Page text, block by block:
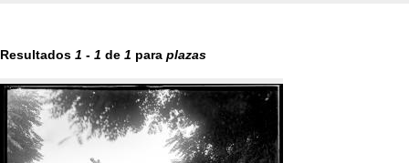
Resultados 1 - 1 de 1 para plazas